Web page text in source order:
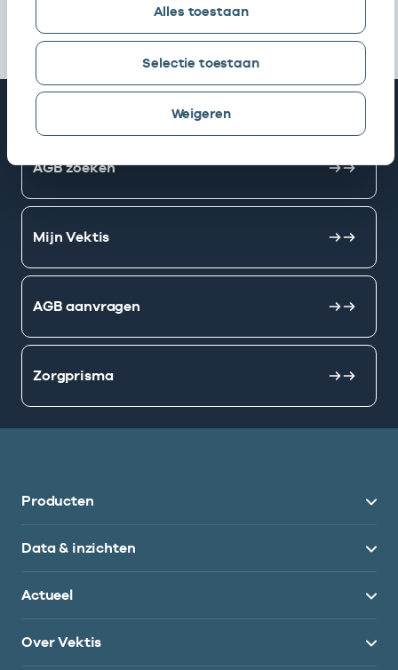
Alles toestaan
Selectie toestaan
Weigeren
AGB zoeken
Mijn Vektis
AGB aanvragen
Zorgprisma
Producten
Data & inzichten
Actueel
Over Vektis